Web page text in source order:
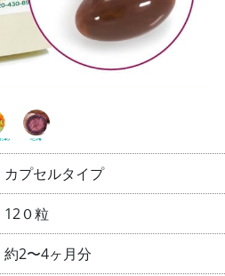
カプセルタイプ
12０粒
約2〜4ヶ月分